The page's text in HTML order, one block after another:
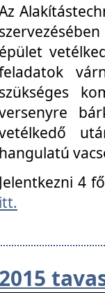
épület
szükséges
hangulatú
Jelentkezni 4
itt.
2015